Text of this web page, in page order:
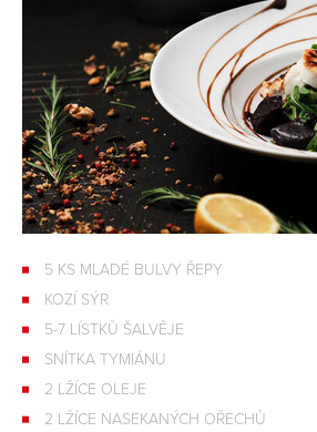
5 KS MLADÉ BULVY ŘEPY
KOZÍ SÝR
5-7 LÍSTKŮ ŠALVĚJE
SNÍTKA TYMIÁNU
2 LŽÍCE OLEJE
2 LŽÍCE NASEKANÝCH OŘECHŮ